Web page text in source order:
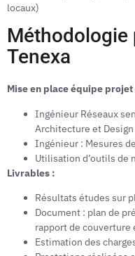
locaux)
Méthodologie
Tenexa
Mise en place équipe
Ingénieur Réseaux
Architecture et Design
Ingénieur : Mesures
Utilisation d’outils de
Livrables :
Résultats études sur
Document : plan de
rapport de couverture
Estimation des